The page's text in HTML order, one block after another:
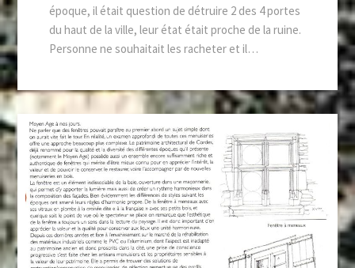
époque, il était question de détruire 2 des 4 portes
du haut de la ville, leur état était proche de la ruine.
Personne ne souhaitait les racheter et il…